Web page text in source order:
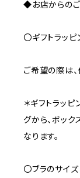
◆お店からの
〇ギフトラッ
ご希望の際は
＊ギフトラッ
グから、ボッ
なります。
〇ブラのサイ